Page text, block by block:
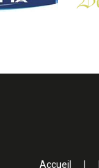
Accueil